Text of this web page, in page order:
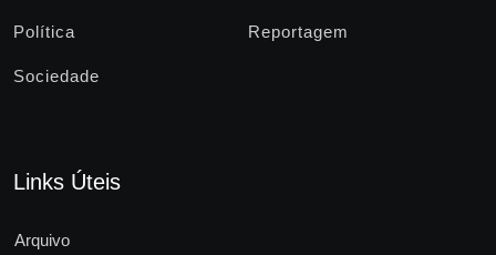
Política Reportagem
Sociedade
Links Úteis
Arquivo